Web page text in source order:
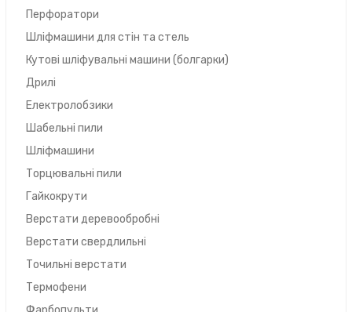
Перфоратори
Шліфмашини для стін та стель
Кутові шліфувальні машини (болгарки)
Дрилі
Електролобзики
Шабельні пили
Шліфмашини
Торцювальні пили
Гайкокрути
Верстати деревообробні
Верстати свердлильні
Точильні верстати
Термофени